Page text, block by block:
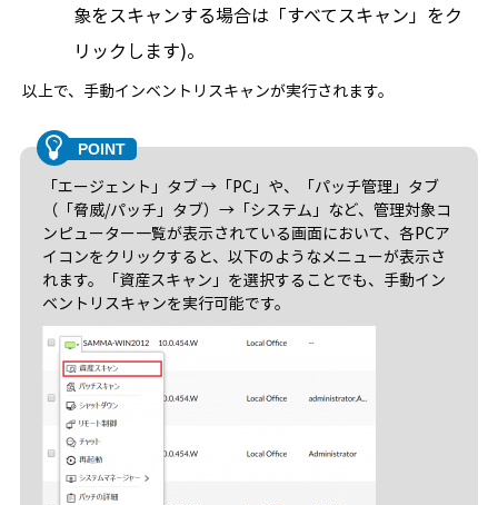
象をスキャンする場合は「すべてスキャン」をク
リックします)。
以上で、手動インベントリスキャンが実行されます。
「エージェント」タブ →「PC」や、「パッチ管理」タブ
（「脅威/パッチ」タブ）→「システム」など、管理対象コ
ンピューター一覧が表示されている画面において、各PCア
イコンをクリックすると、以下のようなメニューが表示さ
れます。「資産スキャン」を選択することでも、手動イン
ベントリスキャンを実行可能です。